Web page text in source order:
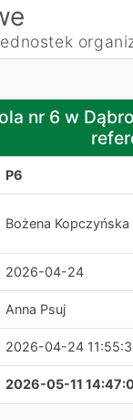
w Dąbrowie
nr 6 w
P6
Bożena Kopczyńska
2026-04-24
Anna Psuj
2026-04-24
2026-05-11